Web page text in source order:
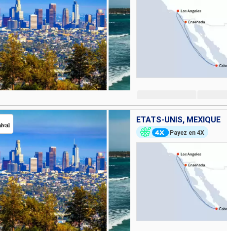
ÉTATS-UNIS, MEXIQUE
Payez en 4X